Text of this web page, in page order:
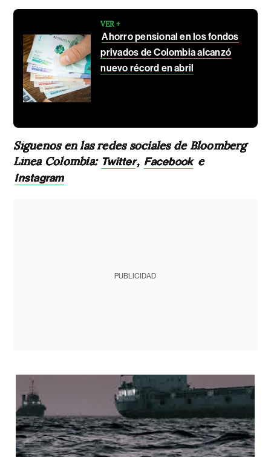
VER +
Ahorro pensional en los fondos
privados de Colombia alcanzó
nuevo récord en abril
Síguenos en las redes sociales de Bloomberg
Línea Colombia: Twitter, Facebook e
Instagram
PUBLICIDAD